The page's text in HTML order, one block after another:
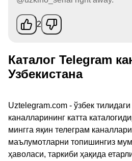
2
Каталог Telegram
Узбекистана
Uztelegram.com - ўзбек
каналларининг катта
мингга яқин телеграм
маълумотларни топишингиз
ҳаволаси, таркиби ҳақида